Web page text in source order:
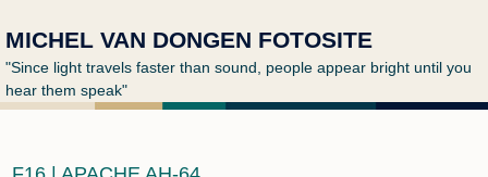
MICHEL VAN DONGEN FOTOSITE
"Since light travels faster than sound, people appear bright until you
hear them speak"